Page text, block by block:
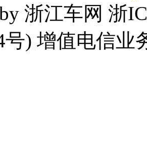
浙江车网 浙
号) 增值电信业